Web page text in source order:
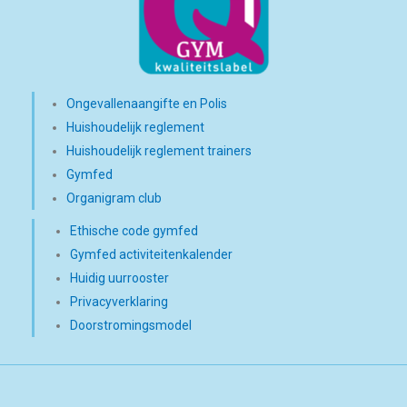
Ongevallenaangifte en Polis
Huishoudelijk reglement
Huishoudelijk reglement trainers
Gymfed
Organigram club
Ethische code gymfed
Gymfed activiteitenkalender
Huidig uurrooster
Privacyverklaring
Doorstromingsmodel